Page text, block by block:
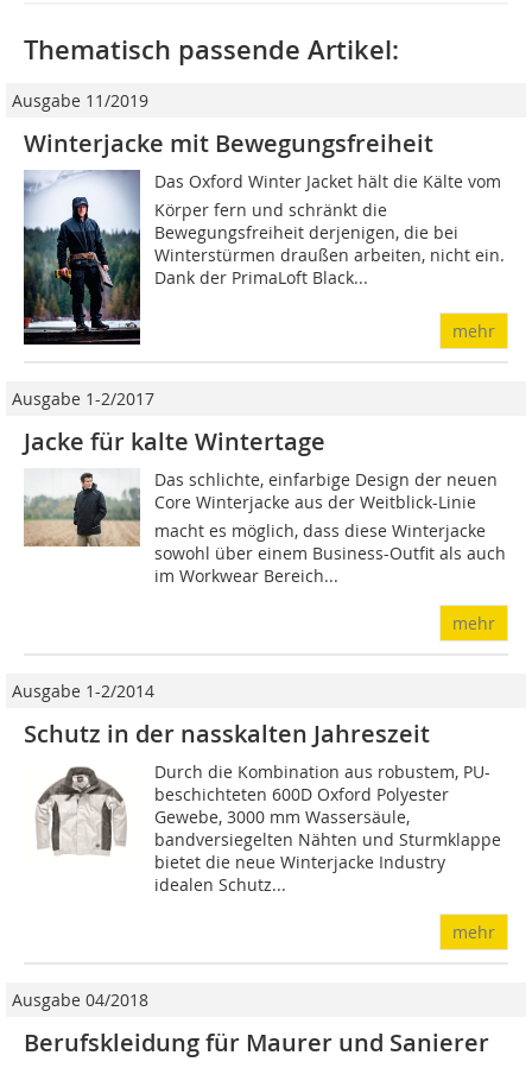
Thematisch passende Artikel:
Ausgabe 11/2019
Winterjacke mit Bewegungsfreiheit
Das Oxford Winter Jacket hält die Kälte vom
Körper fern und schränkt die
Bewegungsfreiheit derjenigen, die bei
Winterstürmen draußen arbeiten, nicht ein.
Dank der PrimaLoft Black...
mehr
Ausgabe 1-2/2017
Jacke für kalte Wintertage
Das schlichte, einfarbige Design der neuen
Core Winterjacke aus der Weitblick-Linie
macht es möglich, dass diese Winterjacke
sowohl über einem Business-Outfit als auch
im Workwear Bereich...
mehr
Ausgabe 1-2/2014
Schutz in der nasskalten Jahreszeit
Durch die Kombination aus robustem, PU-
beschichteten 600D Oxford Polyester
Gewebe, 3000 mm Wassersäule,
bandversiegelten Nähten und Sturmklappe
bietet die neue Winterjacke Industry
idealen Schutz...
mehr
Ausgabe 04/2018
Berufskleidung für Maurer und Sanierer